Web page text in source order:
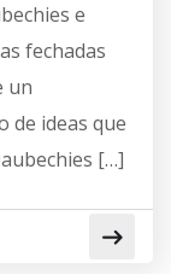
e
fechadas
un
de ideas que
[…]